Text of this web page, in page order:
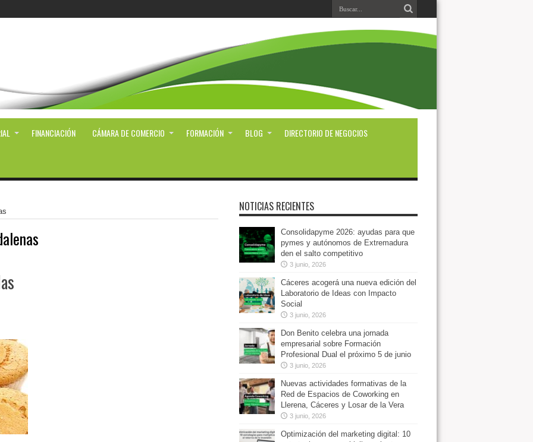
FINANCIACIÓN CÁMARA DE COMERCIO FORMACIÓN BLOG DIRECTORIO DE NEGOCIOS
NOTICIAS RECIENTES
Consolidapyme 2026: ayudas para que
pymes y autónomos de Extremadura
den el salto competitivo
3 junio, 2026
Cáceres acogerá una nueva edición del
Laboratorio de Ideas con Impacto
Social
3 junio, 2026
Don Benito celebra una jornada
empresarial sobre Formación
Profesional Dual el próximo 5 de junio
3 junio, 2026
Nuevas actividades formativas de la
Red de Espacios de Coworking en
Llerena, Cáceres y Losar de la Vera
3 junio, 2026
Optimización del marketing digital: 10